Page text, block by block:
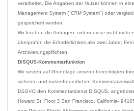
verarbeitet. Die Angaben der Nutzer können in
Management System ("CRM System") oder
gespeichert werden.
Wir löschen die Anfragen, sofern diese nicht mehr
überprüfen die Erforderlichkeit alle zwei Jahre;
DISQUS-Kommentarfunktion
Wir setzen auf Grundlage unserer berechtigten
sicheren und nutzerfreundlichen
DSGVO den Kommentardienst DISQUS,
Howard St, Floor 3 San Francisco, California-